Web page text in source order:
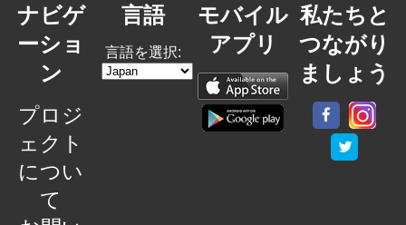
ナビゲ
ーショ
ン
プロジ
ェクト
につい
て
言語
言語を選択:
モバイル
アプリ
私たちと
つながり
ましょう